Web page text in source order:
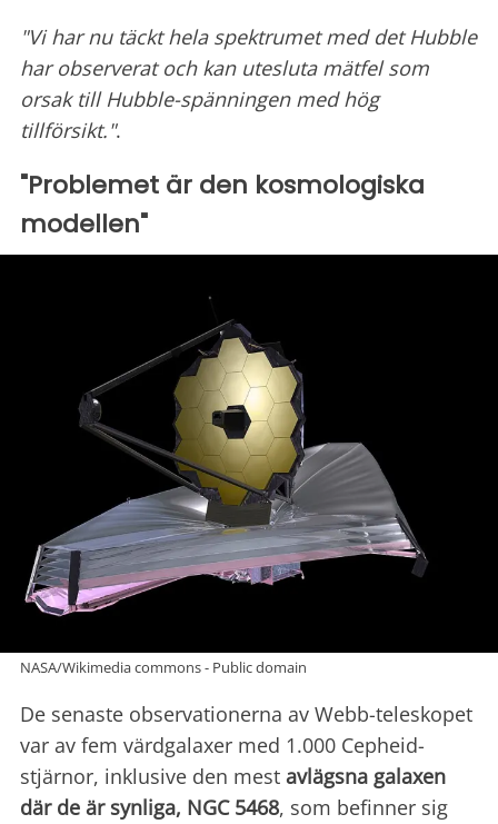
"Vi har nu täckt hela spektrumet med det Hubble
har observerat och kan utesluta mätfel som
orsak till Hubble-spänningen med hög
tillförsikt.".
"Problemet är den kosmologiska
modellen"
NASA/Wikimedia commons - Public domain
De senaste observationerna av Webb-teleskopet
var av fem värdgalaxer med 1.000 Cepheid-
stjärnor, inklusive den mest avlägsna galaxen
där de är synliga, NGC 5468, som befinner sig